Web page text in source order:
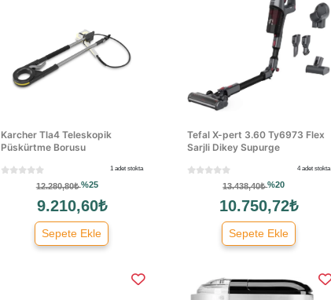
Karcher Tla4 Teleskopik
Püskürtme Borusu
1 adet stokta
12.280,80₺%25
9.210,60₺
Sepete Ekle
Tefal X-pert 3.60 Ty6973 Flex
Sarjli Dikey Supurge
4 adet stokta
13.438,40₺%20
10.750,72₺
Sepete Ekle